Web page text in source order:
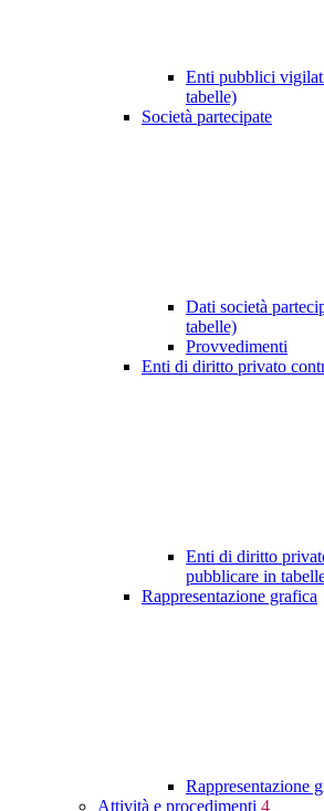
Enti pubblici
tabelle)
Società partecipate
Dati società
tabelle)
Provvedimenti
Enti di diritto privato
Enti di diritto
pubblicare in
Rappresentazione grafica
Rappresentazione
Attività e procedimenti 4